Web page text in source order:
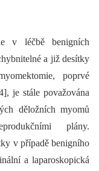
v léčbě benigních
a již desítky
poprvé
je stále považována
děložních myomů
plány.
v případě benigního
a laparoskopická